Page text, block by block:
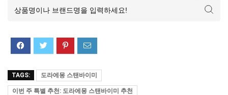
TAGS: 도라에몽 스탠바이미
이번 주 특별 추천: 도라에몽 스탠바이미 추천